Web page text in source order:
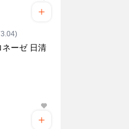
ーゼ 日清